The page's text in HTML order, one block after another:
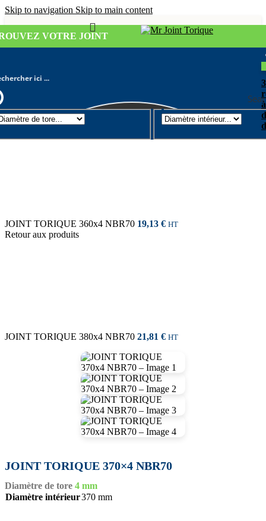
Skip to navigation Skip to main content
VOTRE JOINT
Joint torique/ Diamètre de tore 4mm
JOINT TORIQUE 360x4 NBR70 19,13 € HT
Retour aux produits
JOINT TORIQUE 380x4 NBR70 21,81 € HT
JOINT TORIQUE 370×4 NBR70
Diamètre de tore 4 mm
Diamètre intérieur370 mm